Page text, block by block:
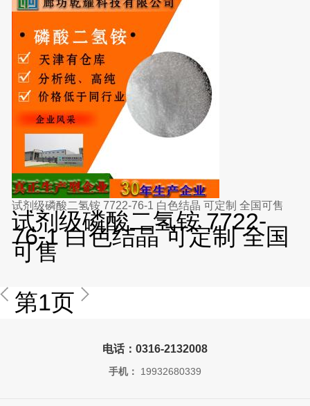
试剂级磷酸二氢铵 7722-76-1 白色结晶 可定制 全国可售
试剂级磷酸二氢铵 7722-
76-1 白色结晶 可定制 全国
可售
第1页
电话：0316-2132008
手机： 19932680339